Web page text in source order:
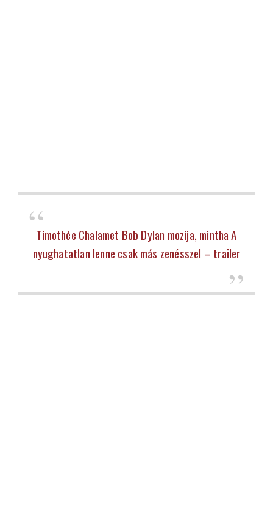
Timothée Chalamet Bob Dylan mozija, mintha A
nyughatatlan lenne csak más zenésszel – trailer